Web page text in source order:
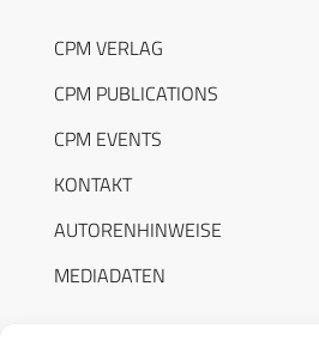
CPM VERLAG
CPM PUBLICATIONS
CPM EVENTS
KONTAKT
AUTORENHINWEISE
MEDIADATEN